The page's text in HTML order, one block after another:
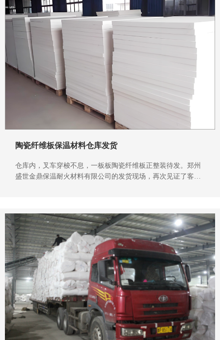
陶瓷纤维板保温材料仓库发货
仓库内，叉车穿梭不息，一板板陶瓷纤维板正整装待发。郑州
盛世金鼎保温耐火材料有限公司的发货现场，再次见证了客户